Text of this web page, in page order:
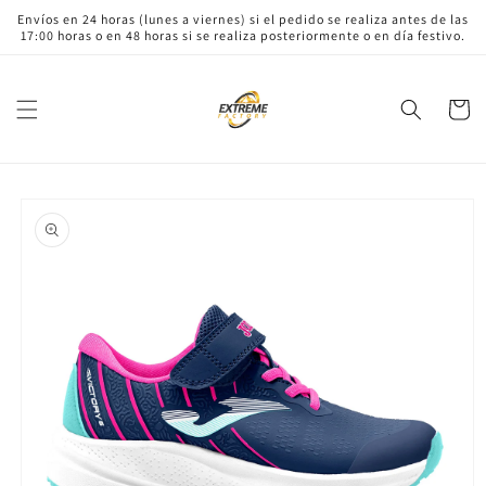
directamente
al contenido
Envíos en 24 horas (lunes a viernes) si el pedido se realiza antes de las
17:00 horas o en 48 horas si se realiza posteriormente o en día festivo.
Carrito
a la
información